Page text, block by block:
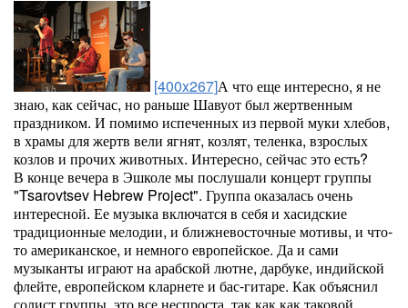
[400x267]А что еще интересно, я не
знаю, как сейчас, но раньше Шавуот был жертвенным
праздником. И помимо испеченных из первой муки хлебов,
в храмы для жертв вели ягнят, козлят, теленка, взрослых
козлов и прочих животных. Интересно, сейчас это есть?
В конце вечера в Эшколе мы послушали концерт группы
"Tsarovtsev Hebrew Project". Группа оказалась очень
интересной. Ее музыка включатся в себя и хасидские
традиционные мелодии, и ближневосточные мотивы, и что-
то американское, и немного европейское. Да и сами
музыканты играют на арабской лютне, дарбуке, индийской
флейте, европейском кларнете и бас-гитаре. Как объяснил